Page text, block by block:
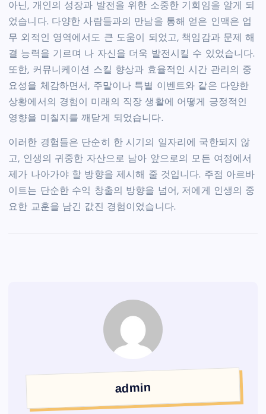
아닌, 개인의 성장과 발전을 위한 소중한 기회임을 알게 되
었습니다. 다양한 사람들과의 만남을 통해 얻은 인맥은 업
무 외적인 영역에서도 큰 도움이 되었고, 책임감과 문제 해
결 능력을 기르며 나 자신을 더욱 발전시킬 수 있었습니다.
또한, 커뮤니케이션 스킬 향상과 효율적인 시간 관리의 중
요성을 체감하면서, 주말이나 특별 이벤트와 같은 다양한
상황에서의 경험이 미래의 직장 생활에 어떻게 긍정적인
영향을 미칠지를 깨닫게 되었습니다.
이러한 경험들은 단순히 한 시기의 일자리에 국한되지 않
고, 인생의 귀중한 자산으로 남아 앞으로의 모든 여정에서
제가 나아가야 할 방향을 제시해 줄 것입니다. 주점 아르바
이트는 단순한 수익 창출의 방향을 넘어, 저에게 인생의 중
요한 교훈을 남긴 값진 경험이었습니다.
admin